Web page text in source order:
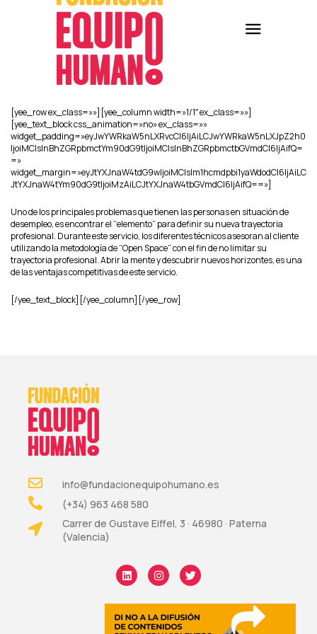
[yee_row ex_class=»»][yee_column width=»1/1″ ex_class=»»]
[yee_text_block css_animation=»no» ex_class=»»
widget_padding=»eyJwYWRkaW5nLXRvcCI6IjAiLCJwYWRkaW5nLXJpZ2h0
IjoiMCIsInBhZGRpbmctYm90dG9tIjoiMCIsInBhZGRpbmctbGVmdCI6IjAifQ=
=»
widget_margin=»eyJtYXJnaW4tdG9wIjoiMCIsIm1hcmdpbi1yaWdodCI6IjAiLC
JtYXJnaW4tYm90dG9tIjoiMzAiLCJtYXJnaW4tbGVmdCI6IjAifQ==»]
Uno de los principales problemas que tienen las personas en situación de
desempleo, es encontrar el “elemento” para definir su nueva trayectoria
profesional. Durante este servicio, los diferentes técnicos asesoran al cliente
utilizando la metodología de “Open Space” con el fin de no limitar su
trayectoria profesional. Abrir la mente y descubrir nuevos horizontes, es una
de las ventajas competitivas de este servicio.
[/yee_text_block][/yee_column][/yee_row]
info@fundacionequipohumano.es
(+34) 963 468 580
Carrer de Gustave Eiffel, 3 · 46980 · Paterna
(Valencia)